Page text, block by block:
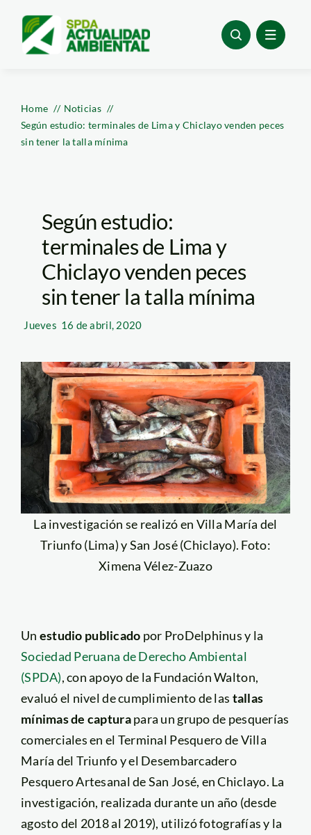
content
Home
Noticias
Según estudio: terminales de Lima y Chiclayo venden peces
sin tener la talla mínima
Según estudio:
terminales de Lima y
Chiclayo venden peces
sin tener la talla mínima
Jueves 16 de abril, 2020
La investigación se realizó en Villa María del
Triunfo (Lima) y San José (Chiclayo). Foto:
Ximena Vélez-Zuazo
Un estudio publicado por ProDelphinus y la
Sociedad Peruana de Derecho Ambiental
(SPDA), con apoyo de la Fundación Walton,
evaluó el nivel de cumplimiento de las tallas
mínimas de capturapara un grupo de pesquerías
comerciales en el Terminal Pesquero de Villa
María del Triunfo y el Desembarcadero
Pesquero Artesanal de San José, en Chiclayo. La
investigación, realizada durante un año (desde
agosto del 2018 al 2019), utilizó fotografías y la